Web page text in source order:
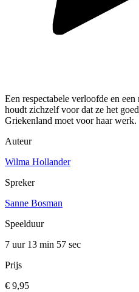
Een respectabele verloofde en
houdt zichzelf voor dat ze het
Griekenland moet voor haar werk.
Auteur
Wilma Hollander
Spreker
Sanne Bosman
Speelduur
7 uur 13 min 57 sec
Prijs
€ 9,95